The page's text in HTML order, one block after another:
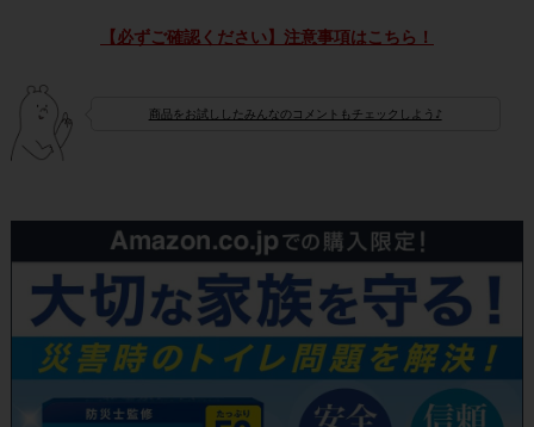
【必ずご確認ください】注意事項はこちら！
商品をお試ししたみんなのコメントもチェックしよう♪